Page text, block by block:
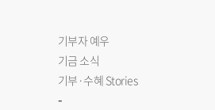
기부자 예우
기금 소식
기부·수혜 Stories
-